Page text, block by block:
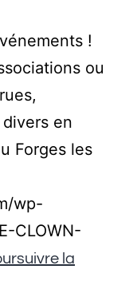
!
ou
en
Forges les
wp-
CLOWN-
la